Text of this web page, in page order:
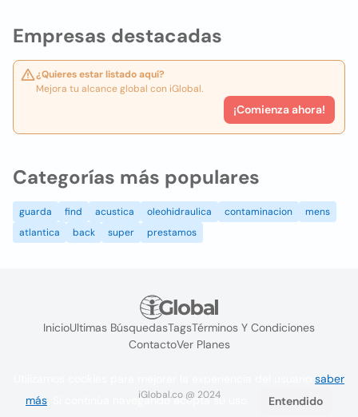
Empresas destacadas
¿Quieres estar listado aquí?
Mejora tu alcance global con iGlobal.
¡Comienza ahora!
Categorías más populares
guarda find acustica oleohidraulica contaminacion
mens
atlantica
back super prestamos
InicioUltimas BúsquedasTagsTérminos Y Condiciones
ContactoVer Planes
iGlobal.co @ 2024
saber
más . Si continúa navegando acepta su uso. Entendido